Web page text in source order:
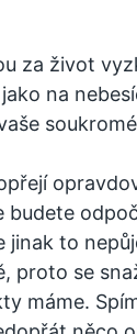
za život
na
jinak to
proto se
máme.